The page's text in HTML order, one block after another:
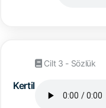
Kertil
Cilt 3 - Sözlük